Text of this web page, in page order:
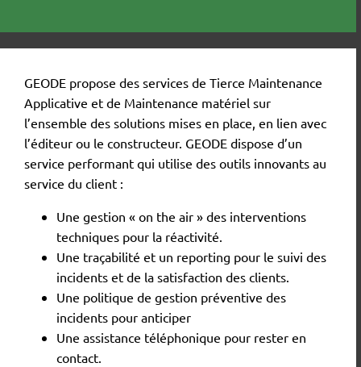
GEODE propose des services de Tierce Maintenance
Applicative et de Maintenance matériel sur
l’ensemble des solutions mises en place, en lien avec
l’éditeur ou le constructeur. GEODE dispose d’un
service performant qui utilise des outils innovants au
service du client :
Une gestion « on the air » des interventions
techniques pour la réactivité.
Une traçabilité et un reporting pour le suivi des
incidents et de la satisfaction des clients.
Une politique de gestion préventive des
incidents pour anticiper
Une assistance téléphonique pour rester en
contact.